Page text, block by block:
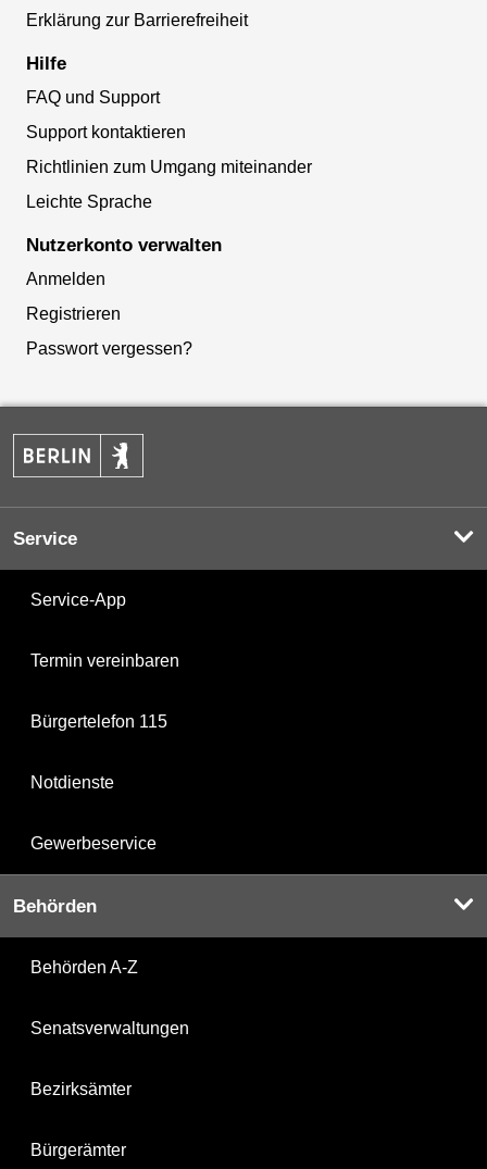
Erklärung zur Barrierefreiheit
Hilfe
FAQ und Support
Support kontaktieren
Richtlinien zum Umgang miteinander
Leichte Sprache
Nutzerkonto verwalten
Anmelden
Registrieren
Passwort vergessen?
Service
Service-App
Termin vereinbaren
Bürgertelefon 115
Notdienste
Gewerbeservice
Behörden
Behörden A-Z
Senatsverwaltungen
Bezirksämter
Bürgerämter